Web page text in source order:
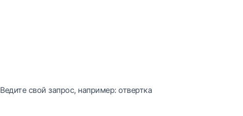
Ведите свой запрос, например: отвертка